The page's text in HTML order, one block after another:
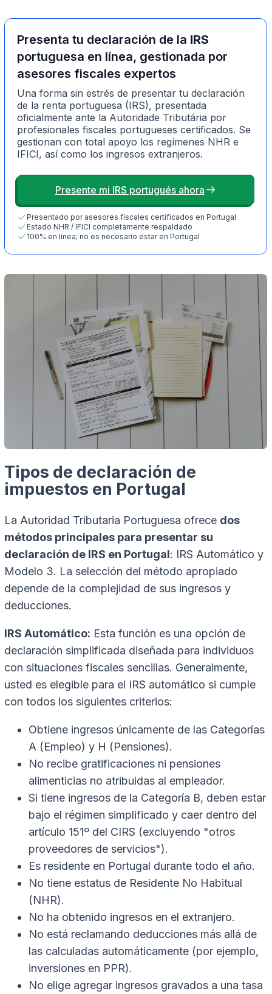
Presenta tu declaración de la IRS
portuguesa en línea, gestionada por
asesores fiscales expertos
Una forma sin estrés de presentar tu declaración
de la renta portuguesa (IRS), presentada
oficialmente ante la Autoridade Tributária por
profesionales fiscales portugueses certificados. Se
gestionan con total apoyo los regímenes NHR e
IFICI, así como los ingresos extranjeros.
Presente mi IRS portugués ahora
Presentado por asesores fiscales certificados en Portugal
Estado NHR / IFICI completamente respaldado
100% en línea; no es necesario estar en Portugal
Tipos de declaración de
impuestos en Portugal
La Autoridad Tributaria Portuguesa ofrece dos
métodos principales para presentar su
declaración de IRS en Portugal: IRS Automático y
Modelo 3. La selección del método apropiado
depende de la complejidad de sus ingresos y
deducciones.
IRS Automático: Esta función es una opción de
declaración simplificada diseñada para individuos
con situaciones fiscales sencillas. Generalmente,
usted es elegible para el IRS automático si cumple
con todos los siguientes criterios:
Obtiene ingresos únicamente de las Categorías
A (Empleo) y H (Pensiones).
No recibe gratificaciones ni pensiones
alimenticias no atribuidas al empleador.
Si tiene ingresos de la Categoría B, deben estar
bajo el régimen simplificado y caer dentro del
artículo 151º del CIRS (excluyendo "otros
proveedores de servicios").
Es residente en Portugal durante todo el año.
No tiene estatus de Residente No Habitual
(NHR).
No ha obtenido ingresos en el extranjero.
No está reclamando deducciones más allá de
las calculadas automáticamente (por ejemplo,
inversiones en PPR).
No elige agregar ingresos gravados a una tasa